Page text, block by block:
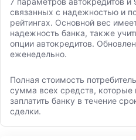
связанных с надежностью и
рейтингах. Основной вес
надежность банка, также
опции автокредитов.
еженедельно.
Полная стоимость
сумма всех средств, которые
заплатить банку в течение
сделки.